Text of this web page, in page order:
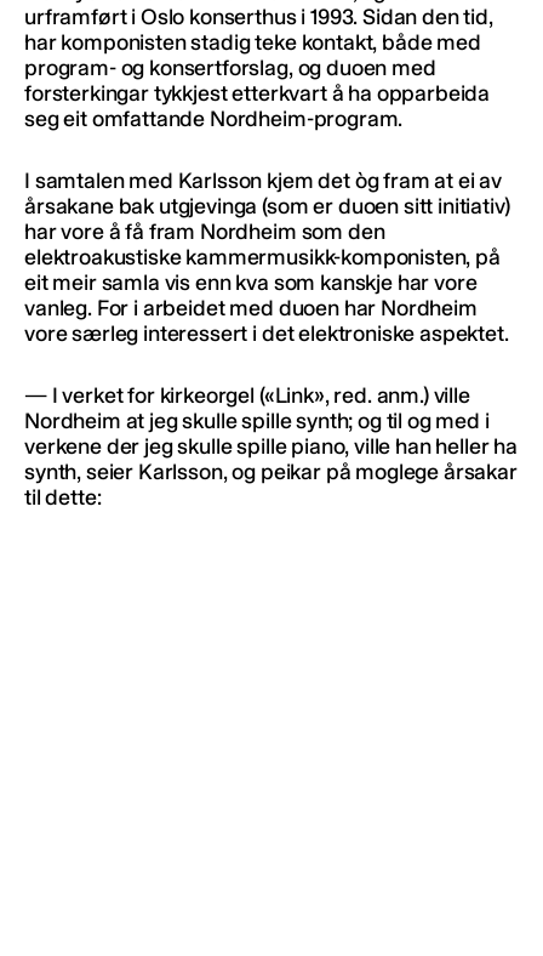
urframført i Oslo konserthus i 1993. Sidan den tid,
har komponisten stadig teke kontakt, både med
program- og konsertforslag, og duoen med
forsterkingar tykkjest etterkvart å ha opparbeida
seg eit omfattande Nordheim-program.
I samtalen med Karlsson kjem det òg fram at ei av
årsakane bak utgjevinga (som er duoen sitt initiativ)
har vore å få fram Nordheim som den
elektroakustiske kammermusikk-komponisten, på
eit meir samla vis enn kva som kanskje har vore
vanleg. For i arbeidet med duoen har Nordheim
vore særleg interessert i det elektroniske aspektet.
— I verket for kirkeorgel («Link», red. anm.) ville
Nordheim at jeg skulle spille synth; og til og med i
verkene der jeg skulle spille piano, ville han heller ha
synth, seier Karlsson, og peikar på moglege årsakar
til dette: